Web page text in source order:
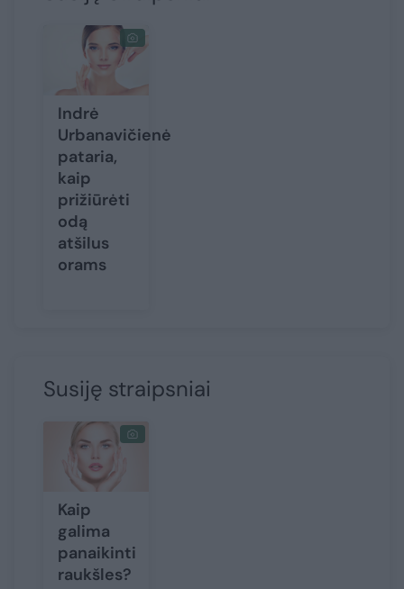
Indrė
Urbanavičienė
pataria,
kaip
prižiūrėti
odą
atšilus
orams
Susiję straipsniai
Kaip
galima
panaikinti
raukšles?